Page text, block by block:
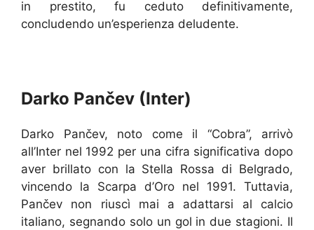
in prestito, fu ceduto definitivamente,
concludendo un’esperienza deludente.
Darko Pančev (Inter)
Darko Pančev, noto come il “Cobra”, arrivò
all’Inter nel 1992 per una cifra significativa dopo
aver brillato con la Stella Rossa di Belgrado,
vincendo la Scarpa d’Oro nel 1991. Tuttavia,
Pančev non riuscì mai a adattarsi al calcio
italiano, segnando solo un gol in due stagioni. Il